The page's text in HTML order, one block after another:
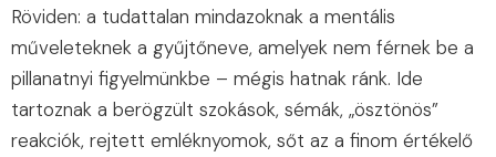
Röviden: a tudattalan mindazoknak a mentális
műveleteknek a gyűjtőneve, amelyek nem férnek be a
pillanatnyi figyelmünkbe – mégis hatnak ránk. Ide
tartoznak a berögzült szokások, sémák, „ösztönös”
reakciók, rejtett emléknyomok, sőt az a finom értékelő